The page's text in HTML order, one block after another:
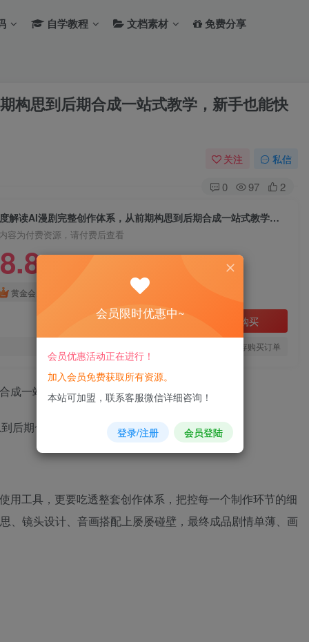
自学教程 文档素材 免费分享
构思到后期合成一站式教学，新手也能快
关注 私信
0 97 2
深度解读AI漫剧完整创作体系，从前期构思到后期合成一站式教学，新手也能快速上手
容为付费资源，请付费后查看
8.8
黄金会员 免费
立即购买
您当前未登录！建议登陆后购买，可保存购买订单
成一站式教学，新手也能快速上手
用工具，更要吃透整套创作体系，把控每一个制作环节的细
、镜头设计、音画搭配上屡屡碰壁，最终成品剧情单薄、画
会员限时优惠中~
会员优惠活动正在进行！
加入会员免费获取所有资源。
本站可加盟，联系客服微信详细咨询！
登录/注册 会员登陆